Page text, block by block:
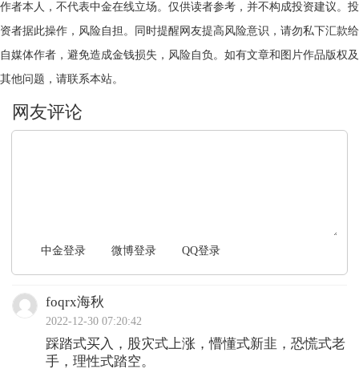
作者本人，不代表中金在线立场。仅供读者参考，并不构成投资建议。投
资者据此操作，风险自担。同时提醒网友提高风险意识，请勿私下汇款给
自媒体作者，避免造成金钱损失，风险自负。如有文章和图片作品版权及
其他问题，请联系本站。
中金登录 微博登录 QQ登录
foqrx海秋
2022-12-30 07:20:42
踩踏式买入，股灾式上涨，懵懂式新韭，恐慌式老
手，理性式踏空。